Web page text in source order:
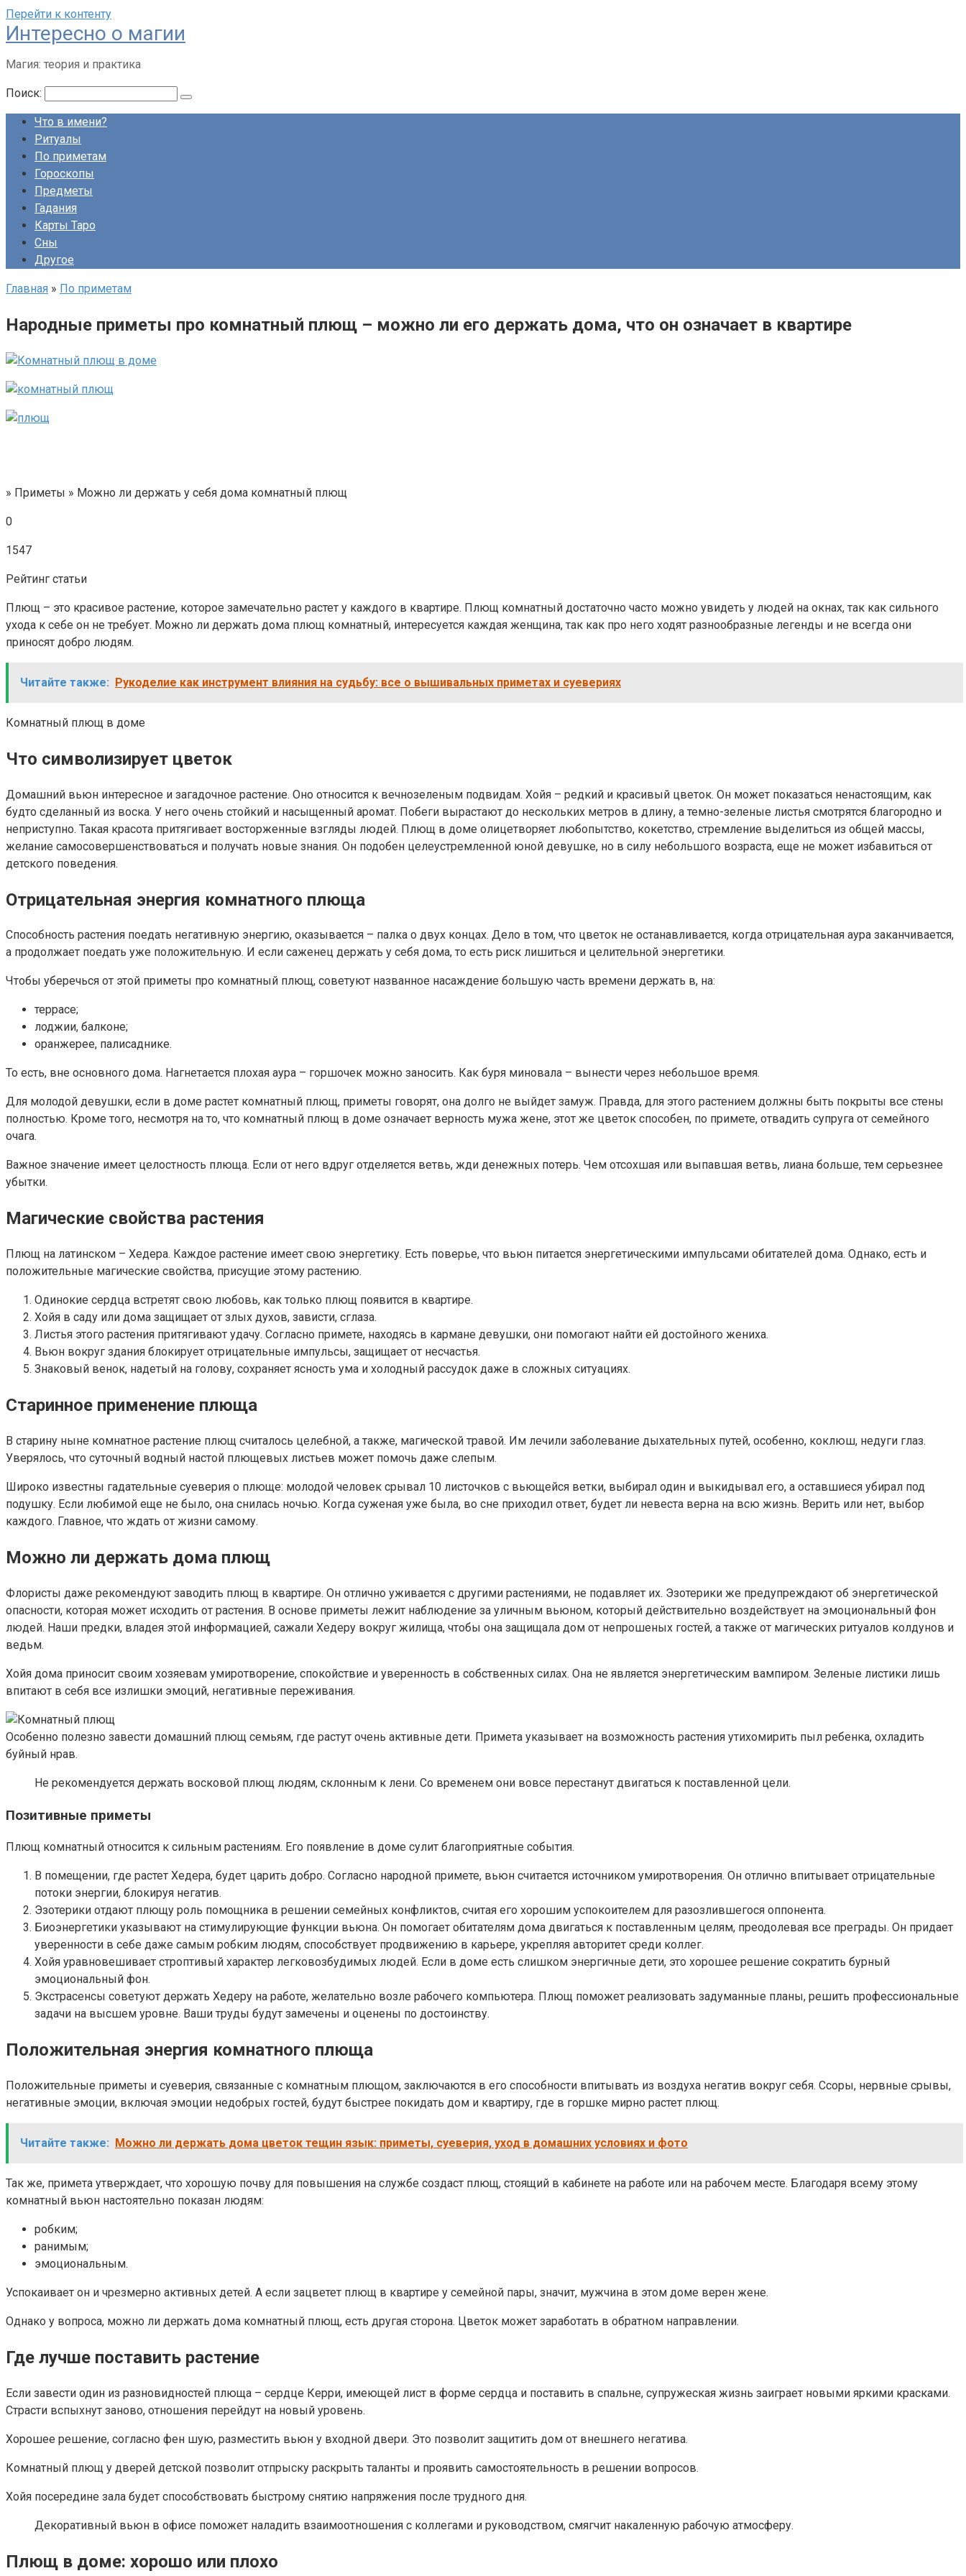
Перейти к контенту
Интересно о магии
Магия: теория и практика
Поиск:
Что в имени?
Ритуалы
По приметам
Гороскопы
Предметы
Гадания
Карты Таро
Сны
Другое
Главная » По приметам
Народные приметы про комнатный плющ – можно ли его держать дома, что он означает в квартире
» Приметы » Можно ли держать у себя дома комнатный плющ
0
1547
Рейтинг статьи
Плющ – это красивое растение, которое замечательно растет у каждого в квартире. Плющ комнатный достаточно часто можно увидеть у людей на окнах, так как сильного
ухода к себе он не требует. Можно ли держать дома плющ комнатный, интересуется каждая женщина, так как про него ходят разнообразные легенды и не всегда они
приносят добро людям.
Читайте также: Рукоделие как инструмент влияния на судьбу: все о вышивальных приметах и суевериях
Комнатный плющ в доме
Что символизирует цветок
Домашний вьюн интересное и загадочное растение. Оно относится к вечнозеленым подвидам. Хойя – редкий и красивый цветок. Он может показаться ненастоящим, как
будто сделанный из воска. У него очень стойкий и насыщенный аромат. Побеги вырастают до нескольких метров в длину, а темно-зеленые листья смотрятся благородно и
неприступно. Такая красота притягивает восторженные взгляды людей. Плющ в доме олицетворяет любопытство, кокетство, стремление выделиться из общей массы,
желание самосовершенствоваться и получать новые знания. Он подобен целеустремленной юной девушке, но в силу небольшого возраста, еще не может избавиться от
детского поведения.
Отрицательная энергия комнатного плюща
Способность растения поедать негативную энергию, оказывается – палка о двух концах. Дело в том, что цветок не останавливается, когда отрицательная аура заканчивается,
а продолжает поедать уже положительную. И если саженец держать у себя дома, то есть риск лишиться и целительной энергетики.
Чтобы уберечься от этой приметы про комнатный плющ, советуют названное насаждение большую часть времени держать в, на:
террасе;
лоджии, балконе;
оранжерее, палисаднике.
То есть, вне основного дома. Нагнетается плохая аура – горшочек можно заносить. Как буря миновала – вынести через небольшое время.
Для молодой девушки, если в доме растет комнатный плющ, приметы говорят, она долго не выйдет замуж. Правда, для этого растением должны быть покрыты все стены
полностью. Кроме того, несмотря на то, что комнатный плющ в доме означает верность мужа жене, этот же цветок способен, по примете, отвадить супруга от семейного
очага.
Важное значение имеет целостность плюща. Если от него вдруг отделяется ветвь, жди денежных потерь. Чем отсохшая или выпавшая ветвь, лиана больше, тем серьезнее
убытки.
Магические свойства растения
Плющ на латинском – Хедера. Каждое растение имеет свою энергетику. Есть поверье, что вьюн питается энергетическими импульсами обитателей дома. Однако, есть и
положительные магические свойства, присущие этому растению.
Одинокие сердца встретят свою любовь, как только плющ появится в квартире.
Хойя в саду или дома защищает от злых духов, зависти, сглаза.
Листья этого растения притягивают удачу. Согласно примете, находясь в кармане девушки, они помогают найти ей достойного жениха.
Вьюн вокруг здания блокирует отрицательные импульсы, защищает от несчастья.
Знаковый венок, надетый на голову, сохраняет ясность ума и холодный рассудок даже в сложных ситуациях.
Старинное применение плюща
В старину ныне комнатное растение плющ считалось целебной, а также, магической травой. Им лечили заболевание дыхательных путей, особенно, коклюш, недуги глаз.
Уверялось, что суточный водный настой плющевых листьев может помочь даже слепым.
Широко известны гадательные суеверия о плюще: молодой человек срывал 10 листочков с вьющейся ветки, выбирал один и выкидывал его, а оставшиеся убирал под
подушку. Если любимой еще не было, она снилась ночью. Когда суженая уже была, во сне приходил ответ, будет ли невеста верна на всю жизнь. Верить или нет, выбор
каждого. Главное, что ждать от жизни самому.
Можно ли держать дома плющ
Флористы даже рекомендуют заводить плющ в квартире. Он отлично уживается с другими растениями, не подавляет их. Эзотерики же предупреждают об энергетической
опасности, которая может исходить от растения. В основе приметы лежит наблюдение за уличным вьюном, который действительно воздействует на эмоциональный фон
людей. Наши предки, владея этой информацией, сажали Хедеру вокруг жилища, чтобы она защищала дом от непрошеных гостей, а также от магических ритуалов колдунов и
ведьм.
Хойя дома приносит своим хозяевам умиротворение, спокойствие и уверенность в собственных силах. Она не является энергетическим вампиром. Зеленые листики лишь
впитают в себя все излишки эмоций, негативные переживания.
Особенно полезно завести домашний плющ семьям, где растут очень активные дети. Примета указывает на возможность растения утихомирить пыл ребенка, охладить
буйный нрав.
Не рекомендуется держать восковой плющ людям, склонным к лени. Со временем они вовсе перестанут двигаться к поставленной цели.
Позитивные приметы
Плющ комнатный относится к сильным растениям. Его появление в доме сулит благоприятные события.
В помещении, где растет Хедера, будет царить добро. Согласно народной примете, вьюн считается источником умиротворения. Он отлично впитывает отрицательные
потоки энергии, блокируя негатив.
Эзотерики отдают плющу роль помощника в решении семейных конфликтов, считая его хорошим успокоителем для разозлившегося оппонента.
Биоэнергетики указывают на стимулирующие функции вьюна. Он помогает обитателям дома двигаться к поставленным целям, преодолевая все преграды. Он придает
уверенности в себе даже самым робким людям, способствует продвижению в карьере, укрепляя авторитет среди коллег.
Хойя уравновешивает строптивый характер легковозбудимых людей. Если в доме есть слишком энергичные дети, это хорошее решение сократить бурный
эмоциональный фон.
Экстрасенсы советуют держать Хедеру на работе, желательно возле рабочего компьютера. Плющ поможет реализовать задуманные планы, решить профессиональные
задачи на высшем уровне. Ваши труды будут замечены и оценены по достоинству.
Положительная энергия комнатного плюща
Положительные приметы и суеверия, связанные с комнатным плющом, заключаются в его способности впитывать из воздуха негатив вокруг себя. Ссоры, нервные срывы,
негативные эмоции, включая эмоции недобрых гостей, будут быстрее покидать дом и квартиру, где в горшке мирно растет плющ.
Читайте также: Можно ли держать дома цветок тещин язык: приметы, суеверия, уход в домашних условиях и фото
Так же, примета утверждает, что хорошую почву для повышения на службе создаст плющ, стоящий в кабинете на работе или на рабочем месте. Благодаря всему этому
комнатный вьюн настоятельно показан людям:
робким;
ранимым;
эмоциональным.
Успокаивает он и чрезмерно активных детей. А если зацветет плющ в квартире у семейной пары, значит, мужчина в этом доме верен жене.
Однако у вопроса, можно ли держать дома комнатный плющ, есть другая сторона. Цветок может заработать в обратном направлении.
Где лучше поставить растение
Если завести один из разновидностей плюща – сердце Керри, имеющей лист в форме сердца и поставить в спальне, супружеская жизнь заиграет новыми яркими красками.
Страсти вспыхнут заново, отношения перейдут на новый уровень.
Хорошее решение, согласно фен шую, разместить вьюн у входной двери. Это позволит защитить дом от внешнего негатива.
Комнатный плющ у дверей детской позволит отпрыску раскрыть таланты и проявить самостоятельность в решении вопросов.
Хойя посередине зала будет способствовать быстрому снятию напряжения после трудного дня.
Декоративный вьюн в офисе поможет наладить взаимоотношения с коллегами и руководством, смягчит накаленную рабочую атмосферу.
Плющ в доме: хорошо или плохо